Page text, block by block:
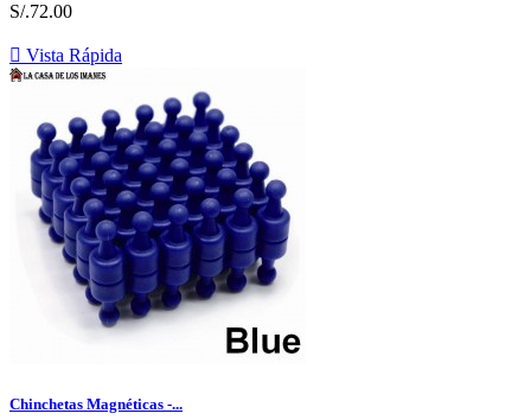
S/.72.00
 Vista Rápida
Chinchetas Magnéticas -...